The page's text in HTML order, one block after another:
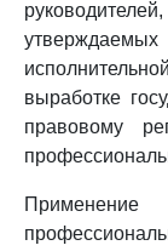
выработке
правовому